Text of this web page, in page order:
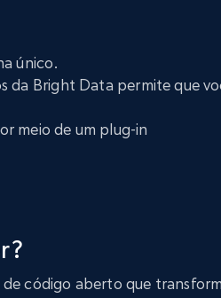
único.
da Bright Data permite que
meio de um plug-in
código aberto que